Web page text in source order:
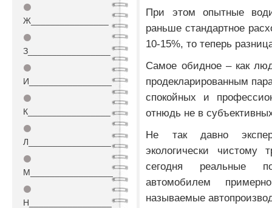
⚫
Ж________________
⚫
З_________________
⚫
И_________________
⚫
К_________________
⚫
Л_________________
⚫
М_________________
⚫
Н_________________
При этом опытные
раньше стандартное
10-15%, то теперь
Самое обидное – как
продекларированным
спокойных и
отнюдь не в
Не так давно
экологически чистому
сегодня реальные
автомобилем
называемые